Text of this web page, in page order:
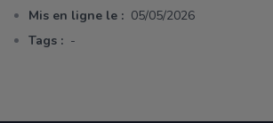
Mis en ligne le : 05/05/2026
Tags : -